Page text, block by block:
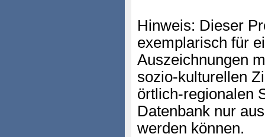
Hinweis: Dieser
exemplarisch für
Auszeichnungen
sozio-kulturellen
örtlich-regionalen
Datenbank nur
werden können.